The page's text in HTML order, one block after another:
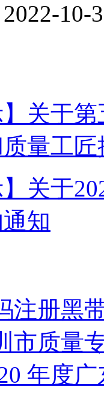
10-
】关于
量工
】关于
知
注册黑
市质量
年度